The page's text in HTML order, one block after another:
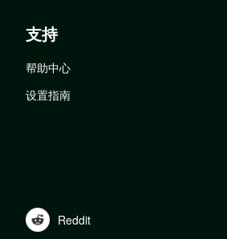
支持
帮助中心
设置指南
Reddit